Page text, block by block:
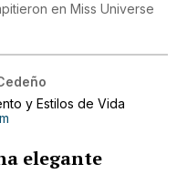
en Miss Universe
y Estilos de Vida
elegante